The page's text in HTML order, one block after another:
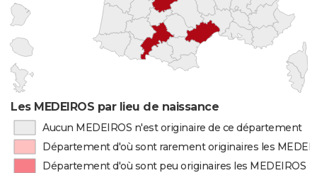
Les MEDEIROS par lieu de naissance
Aucun MEDEIROS n'est originaire de ce département
Département d'où sont rarement originaires les
Département d'où sont peu originaires les MEDEIROS